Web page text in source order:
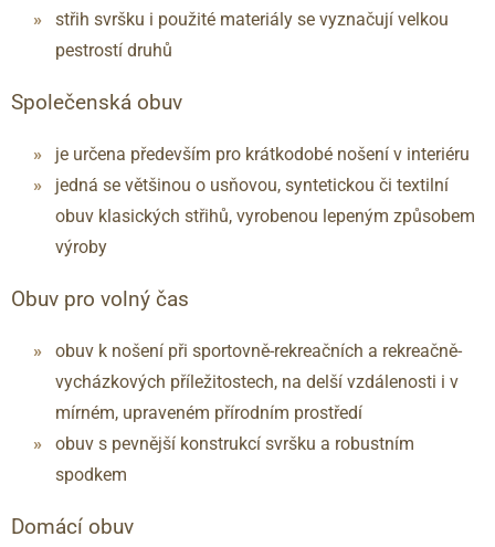
střih svršku i použité materiály se vyznačují velkou
pestrostí druhů
Společenská obuv
je určena především pro krátkodobé nošení v interiéru
jedná se většinou o usňovou, syntetickou či textilní
obuv klasických střihů, vyrobenou lepeným způsobem
výroby
Obuv pro volný čas
obuv k nošení při sportovně-rekreačních a rekreačně-
vycházkových příležitostech, na delší vzdálenosti i v
mírném, upraveném přírodním prostředí
obuv s pevnější konstrukcí svršku a robustním
spodkem
Domácí obuv